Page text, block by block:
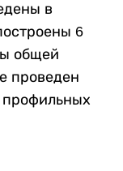
в
6
общей
проведен